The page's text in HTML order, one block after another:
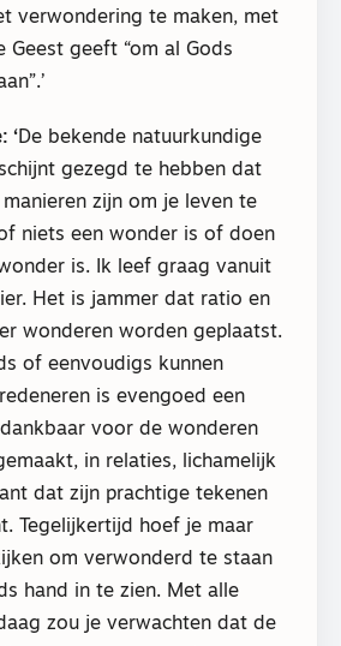
verwondering te maken, met
Geest geeft “om al Gods
‘De bekende natuurkundige
gezegd te hebben dat
zijn om je leven te
niets een wonder is of doen
is. Ik leef graag vanuit
Het is jammer dat ratio en
wonderen worden geplaatst.
of eenvoudigs kunnen
is evengoed een
voor de wonderen
in relaties, lichamelijk
dat zijn prachtige tekenen
Tegelijkertijd hoef je maar
om verwonderd te staan
hand in te zien. Met alle
zou je verwachten dat de